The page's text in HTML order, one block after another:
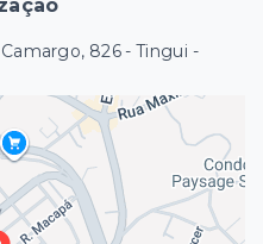
826 - Tingui -